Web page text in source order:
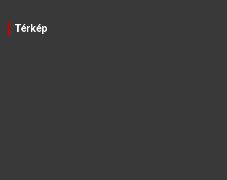
Térkép